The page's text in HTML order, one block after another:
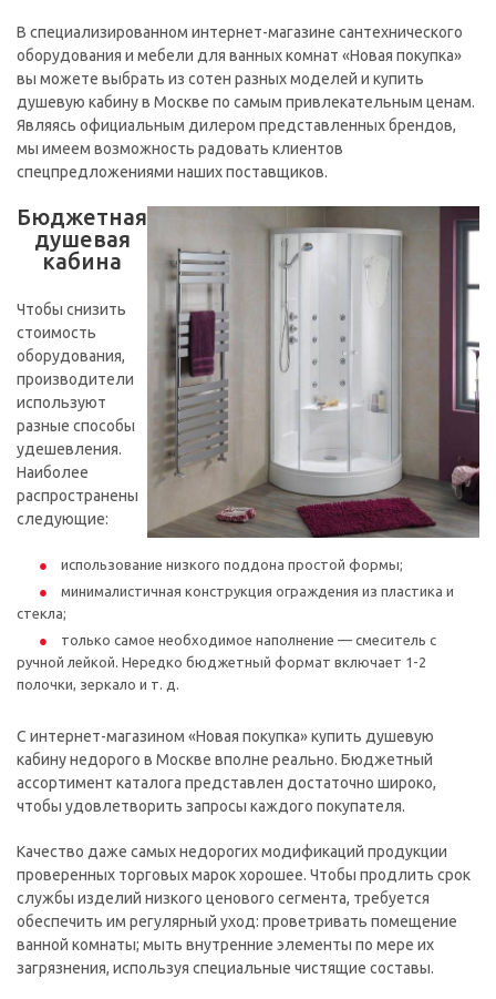
В специализированном интернет-магазине сантехнического
оборудования и мебели для ванных комнат «Новая покупка»
вы можете выбрать из сотен разных моделей и купить
душевую кабину в Москве по самым привлекательным ценам.
Являясь официальным дилером представленных брендов,
мы имеем возможность радовать клиентов
спецпредложениями наших поставщиков.
Бюджетная
душевая
кабина
Чтобы снизить
стоимость
оборудования,
производители
используют
разные способы
удешевления.
Наиболее
распространены
следующие:
использование низкого поддона простой формы;
минималистичная конструкция ограждения из пластика и
стекла;
только самое необходимое наполнение — смеситель с
ручной лейкой. Нередко бюджетный формат включает 1-2
полочки, зеркало и т. д.
С интернет-магазином «Новая покупка» купить душевую
кабину недорого в Москве вполне реально. Бюджетный
ассортимент каталога представлен достаточно широко,
чтобы удовлетворить запросы каждого покупателя.
Качество даже самых недорогих модификаций продукции
проверенных торговых марок хорошее. Чтобы продлить срок
службы изделий низкого ценового сегмента, требуется
обеспечить им регулярный уход: проветривать помещение
ванной комнаты; мыть внутренние элементы по мере их
загрязнения, используя специальные чистящие составы.